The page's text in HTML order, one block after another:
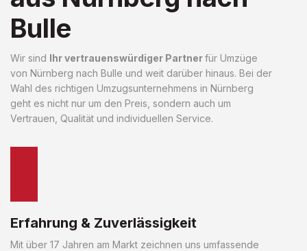
Bulle
Wir sind Ihr vertrauenswürdiger Partnerfür Umzüge
von Nürnberg nach Bulle und weit darüber hinaus. Bei der
Wahl des richtigen Umzugsunternehmens in Nürnberg
geht es nicht nur um den Preis, sondern auch um
Vertrauen, Qualität und individuellen Service.
Erfahrung & Zuverlässigkeit
Mit über 17 Jahren am Markt zeichnen uns umfassende